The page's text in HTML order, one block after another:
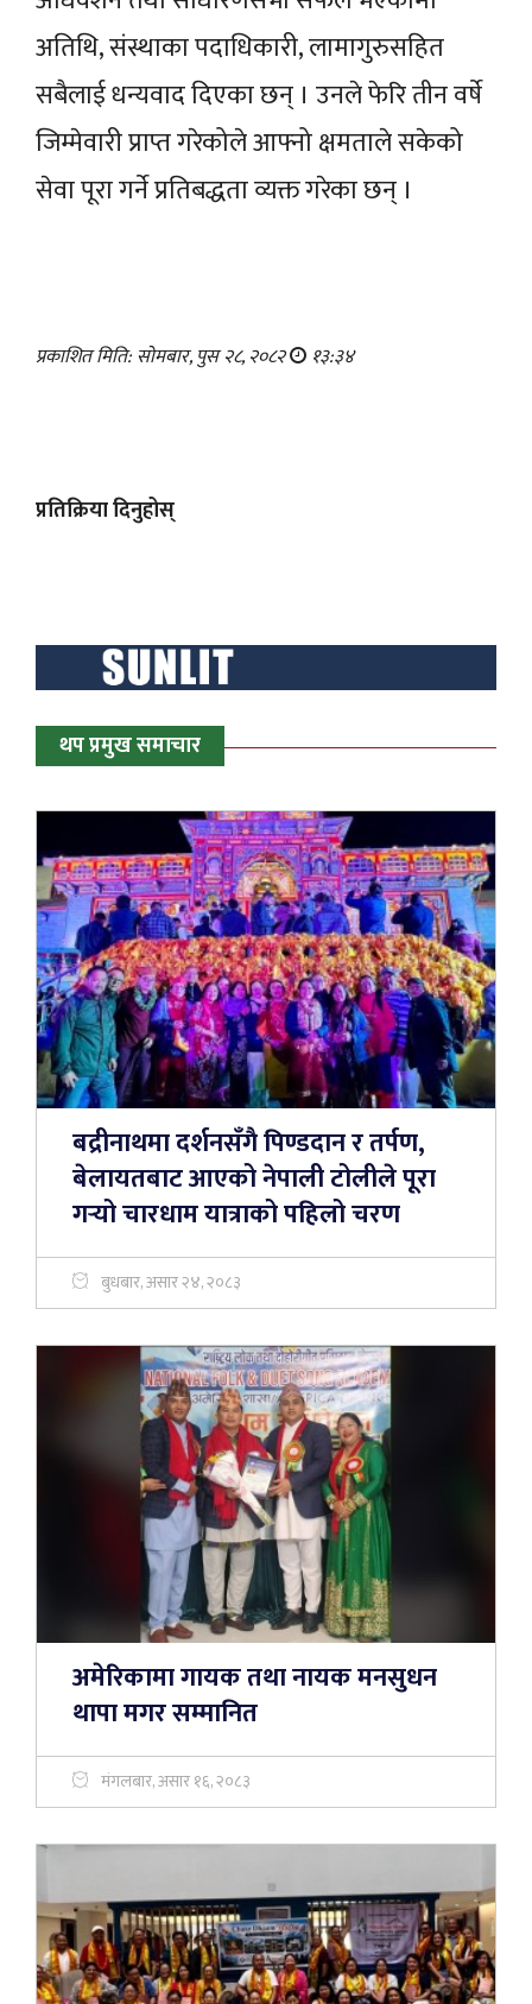
अतिथि, संस्थाका पदाधिकारी, लामागुरुसहित
सबैलाई धन्यवाद दिएका छन् । उनले फेरि तीन वर्षे
जिम्मेवारी प्राप्त गरेकोले आफ्नो क्षमताले सकेको
सेवा पूरा गर्ने प्रतिबद्धता व्यक्त गरेका छन् ।
प्रकाशित मिति: सोमबार, पुस २८, २०८२ १३:३४
प्रतिक्रिया दिनुहोस्
थप प्रमुख समाचार
बद्रीनाथमा दर्शनसँगै पिण्डदान र तर्पण,
बेलायतबाट आएको नेपाली टोलीले पूरा
गर्‍यो चारधाम यात्राको पहिलो चरण
बुधबार, असार २४, २०८३
अमेरिकामा गायक तथा नायक मनसुधन
थापा मगर सम्मानित
मंगलबार, असार १६, २०८३